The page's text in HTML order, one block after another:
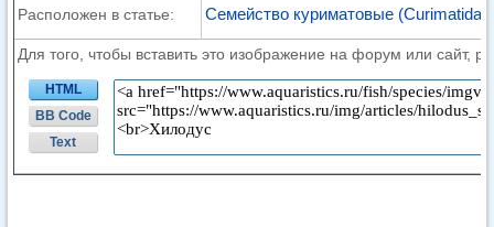
Расположен в статье: Семейство куриматовые
Для того, чтобы вставить это изображение на форум или сайт,
HTML
BB Code
Text